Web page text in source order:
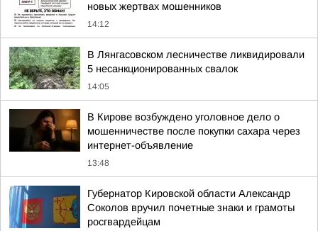
новых жертвах мошенников
14:12
В Лянгасовском лесничестве ликвидировали
5 несанкционированных свалок
14:05
В Кирове возбуждено уголовное дело о
мошенничестве после покупки сахара через
интернет-объявление
13:48
Губернатор Кировской области Александр
Соколов вручил почетные знаки и грамоты
росгвардейцам